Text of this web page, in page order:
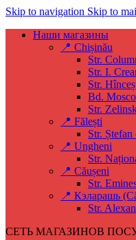
Skip to navigation Skip to
Наши магазины
📍 Chișinău
Str.
Str. I.
Str.
Bd.
Str.
📍 Fălești
Str.
📍 Ungheni
Str.
📍 Căușeni
Str.
📍 Кэларашь
Str.
СЕТЬ МАГАЗИНОВ